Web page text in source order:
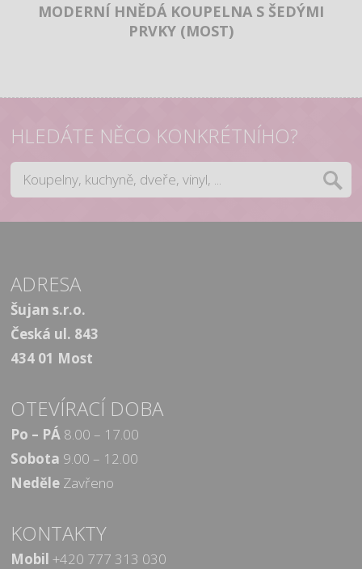
MODERNÍ HNĚDÁ KOUPELNA S ŠEDÝMI
PRVKY (MOST)
HLEDÁTE NĚCO KONKRÉTNÍHO?
ADRESA
Šujan s.r.o.
Česká ul. 843
434 01 Most
OTEVÍRACÍ DOBA
Po – PÁ 8.00 – 17.00
Sobota 9.00 – 12.00
Neděle Zavřeno
KONTAKTY
Mobil +420 777 313 030